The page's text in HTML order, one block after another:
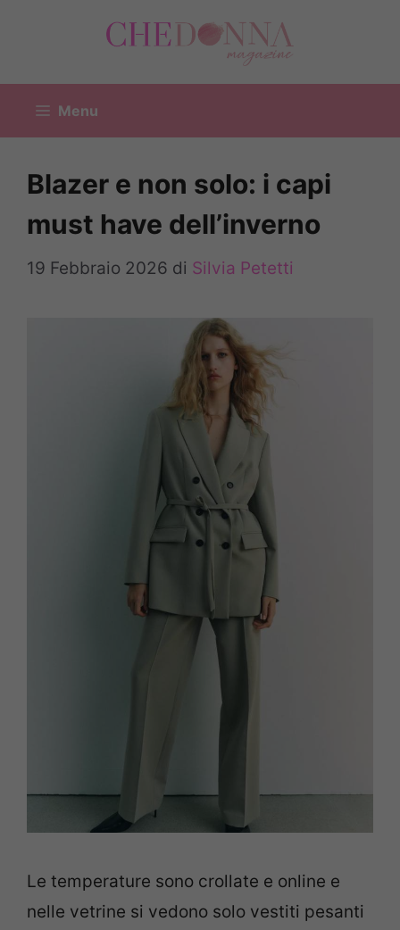
Menu
Blazer e non solo: i capi
must have dell’inverno
19 Febbraio 2026 di Silvia Petetti
Le temperature sono crollate e online e
nelle vetrine si vedono solo vestiti pesanti